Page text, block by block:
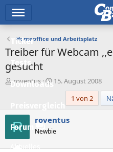
Ticker
Tests
Downloads
Forum
Aktuelles
Homeoffice und Arbeitsplatz
Treiber für Webcam
gesucht
E
t
e
l
e
roventus
E
t
e
l
15. August 2008
1 von 2
R roventus
Newbie